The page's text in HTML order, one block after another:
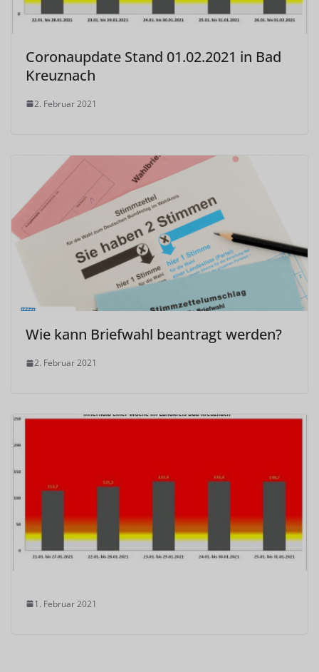
Coronaupdate Stand 01.02.2021 in Bad
Kreuznach
2. Februar 2021
Wie kann Briefwahl beantragt werden?
2. Februar 2021
1. Februar 2021